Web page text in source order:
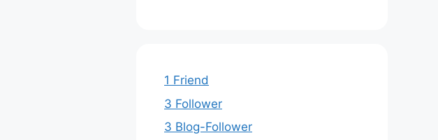
1 Friend
3 Follower
3 Blog-Follower